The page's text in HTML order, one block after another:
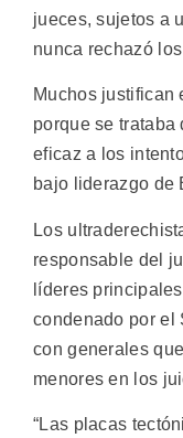
jueces, sujetos a
nunca rechazó
Muchos justifican
porque se trataba
eficaz a los
bajo liderazgo de
Los
responsable del
líderes
condenado por el
con generales
menores en los
“Las placas